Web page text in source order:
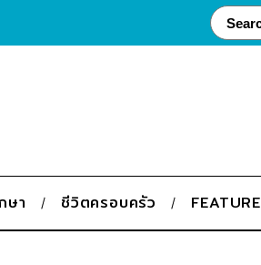
ษา ชีวิตครอบครัว FEATURE